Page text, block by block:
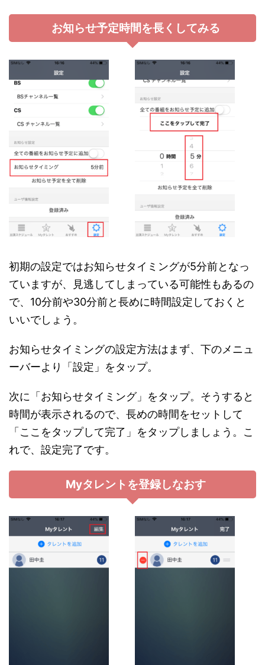
お知らせ予定時間を長くしてみる
初期の設定ではお知らせタイミングが5分前となっ
ていますが、見逃してしまっている可能性もあるの
で、10分前や30分前と長めに時間設定しておくと
いいでしょう。
お知らせタイミングの設定方法はまず、下のメニュ
ーバーより「設定」をタップ。
次に「お知らせタイミング」をタップ。そうすると
時間が表示されるので、長めの時間をセットして
「ここをタップして完了」をタップしましょう。こ
れで、設定完了です。
Myタレントを登録しなおす